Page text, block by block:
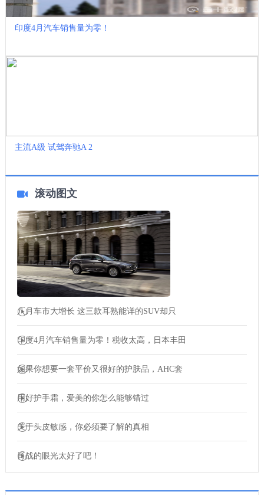
印度4月汽车销售量为零！
主流A级 试驾奔驰A 2
滚动图文
八月车市大增长 这三款耳熟能详的SUV却只
印度4月汽车销售量为零！税收太高，日本丰田
如果你想要一套平价又很好的护肤品，AHC套
用好护手霜，爱美的你怎么能够错过
关于头皮敏感，你必须要了解的真相
肖战的眼光太好了吧！